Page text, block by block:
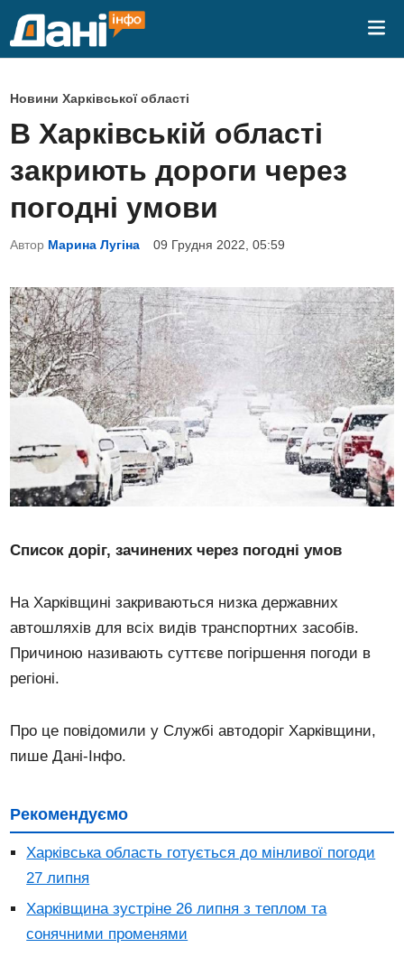
P
o
s
t
e
d
i
Новини Харківської області
В Харківській області
закриють дороги через
погодні умови
Автор Марина Лугіна 09 Грудня 2022, 05:59
Список доріг, зачинених через погодні умов
На Харківщині закриваються низка державних
автошляхів для всіх видів транспортних засобів.
Причиною називають суттєве погіршення погоди в
регіоні.
Про це повідомили у Службі автодоріг Харківщини,
пише Дані-Інфо.
Рекомендуємо
Харківська область готується до мінливої погоди
27 липня
Харківщина зустріне 26 липня з теплом та
сонячними променями